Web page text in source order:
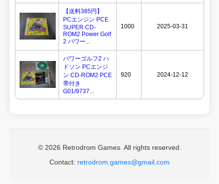
【送料385円】
PCエンジン PCE
SUPER CD-
ROM2 Power Golf
2 パワー...
1000 2025-03-31
パワーゴルフ2 ハ
ドソン PCエンジ
ン CD-ROM2 PCE
帯付き
G01/9737...
920 2024-12-12
© 2026 Retrodrom Games. All rights reserved.
Contact: retrodrom.games@gmail.com